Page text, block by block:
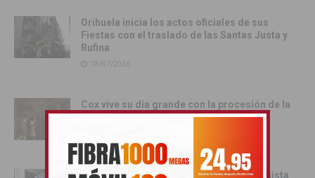
Orihuela inicia los actos oficiales de sus
Fiestas con el traslado de las Santas Justa y
Rufina
18/07/2026
Cox vive su día grande con la procesión de la
Virgen del Carmen
Orihuela inicia sus Fiestas de la Reconquista